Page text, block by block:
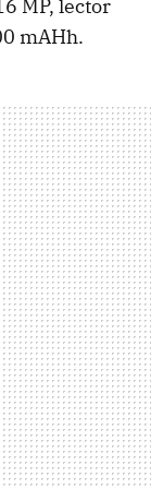
MP, lector
mAHh.